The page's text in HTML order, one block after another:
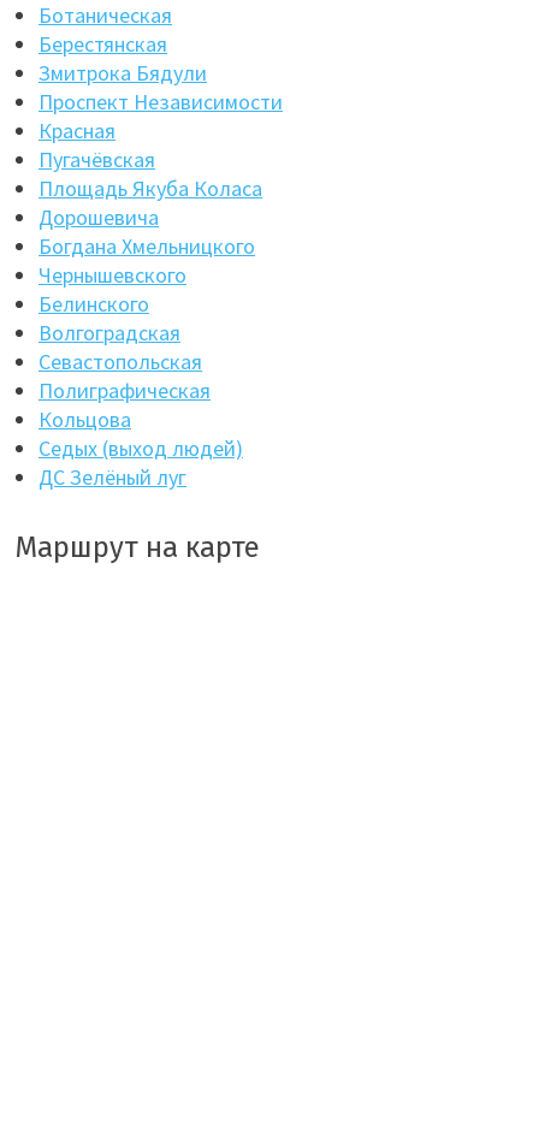
Ботаническая
Берестянская
Змитрока Бядули
Проспект Независимости
Красная
Пугачёвская
Площадь Якуба Коласа
Дорошевича
Богдана Хмельницкого
Чернышевского
Белинского
Волгоградская
Севастопольская
Полиграфическая
Кольцова
Седых (выход людей)
ДС Зелёный луг
Маршрут на карте